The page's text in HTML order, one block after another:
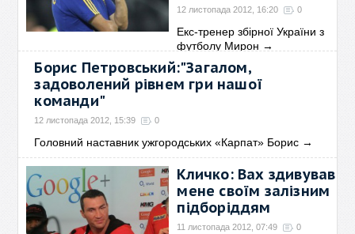
12 листопада 2012, 16:20 0
Екс-тренер збірної України з
футболу Мирон →
Борис Петровський:"Загалом,
задоволений рівнем гри нашої
команди"
12 листопада 2012, 15:39 0
Головний наставник ужгородських «Карпат» Борис →
Кличко: Вах здивував
мене своїм залізним
підборіддям
11 листопада 2012, 07:49 0